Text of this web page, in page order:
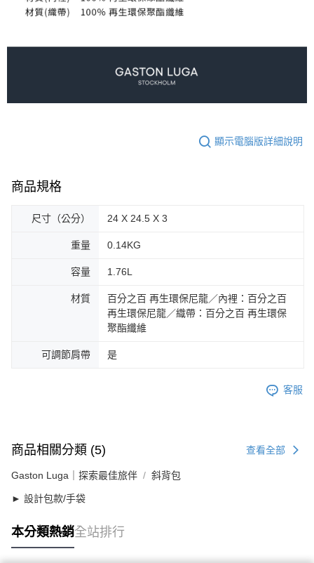
顯示電腦版詳細說明
商品規格
尺寸（公分） 24 X 24.5 X 3
重量 0.14KG
容量 1.76L
材質
百分之百 再生環保尼龍／內裡：百分之百
再生環保尼龍／織帶：百分之百 再生環保
聚酯纖維
可調節肩帶 是
客服
商品相關分類 (5) 查看全部
Gaston Luga｜探索最佳旅伴 斜背包
► 設計包款/手袋
本分類熱銷全站排行